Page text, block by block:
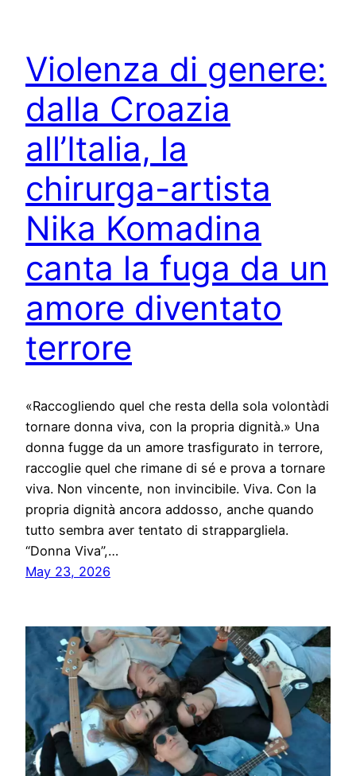
Violenza di genere:
dalla Croazia
all’Italia, la
chirurga-artista
Nika Komadina
canta la fuga da un
amore diventato
terrore
«Raccogliendo quel che resta della sola volontàdi
tornare donna viva, con la propria dignità.» Una
donna fugge da un amore trasfigurato in terrore,
raccoglie quel che rimane di sé e prova a tornare
viva. Non vincente, non invincibile. Viva. Con la
propria dignità ancora addosso, anche quando
tutto sembra aver tentato di strappargliela.
“Donna Viva”,…
May 23, 2026